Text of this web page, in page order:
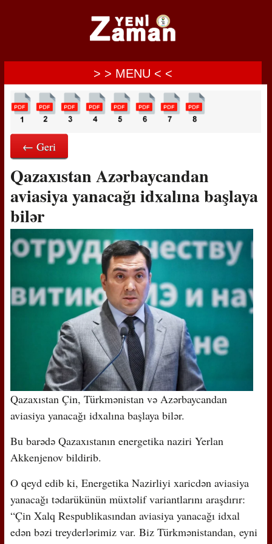
> > MENU < <
← Geri
Qazaxıstan Azərbaycandan
aviasiya yanacağı idxalına başlaya
bilər
Qazaxıstan Çin, Türkmənistan və Azərbaycandan
aviasiya yanacağı idxalına başlaya bilər.
Bu barədə Qazaxıstanın energetika naziri Yerlan
Akkenjenov bildirib.
O qeyd edib ki, Energetika Nazirliyi xaricdən aviasiya
yanacağı tədarükünün müxtəlif variantlarını araşdırır:
“Çin Xalq Respublikasından aviasiya yanacağı idxal
edən bəzi treyderlərimiz var. Biz Türkmənistandan, eyni